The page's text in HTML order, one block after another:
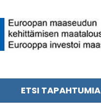
ETSI TAPAHTUMIA